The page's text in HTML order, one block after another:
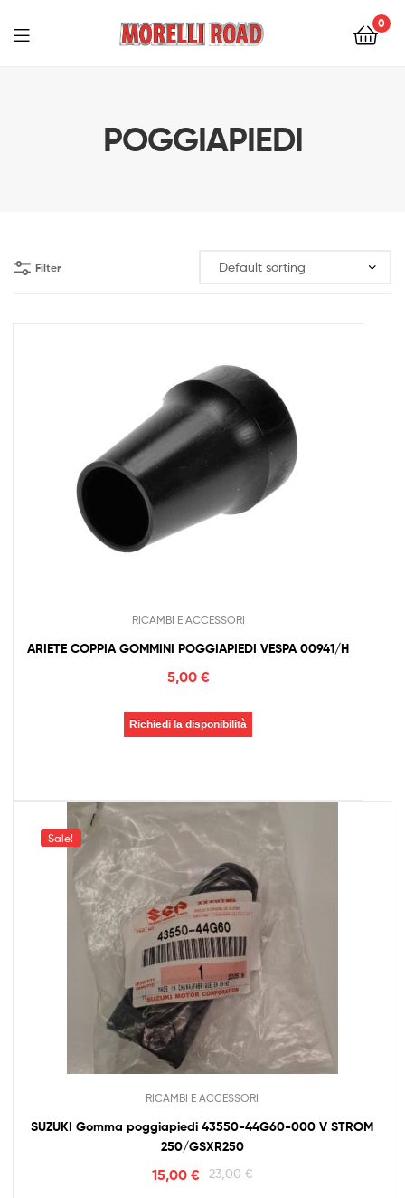
0
POGGIAPIEDI
Filter
RICAMBI E ACCESSORI
ARIETE COPPIA GOMMINI POGGIAPIEDI VESPA 00941/H
5,00 €
Richiedi la disponibilità
Sale!
RICAMBI E ACCESSORI
SUZUKI Gomma poggiapiedi 43550-44G60-000 V STROM
250/GSXR250
23,00€
15,00€